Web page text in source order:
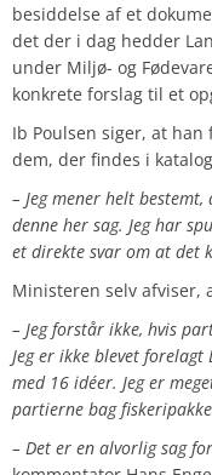
besiddelse af et
det der i dag hedder
under Miljø- og
konkrete forslag til et
Ib Poulsen siger, at
dem, der findes i
– Jeg mener helt
denne her sag. Jeg har
et direkte svar om at det
Ministeren selv afviser,
– Jeg forstår ikke, hvis
Jeg er ikke blevet
med 16 idéer. Jeg er
partierne bag
– Det er en alvorlig sag